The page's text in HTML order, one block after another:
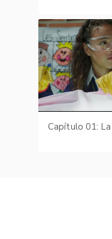
Capítulo 01: